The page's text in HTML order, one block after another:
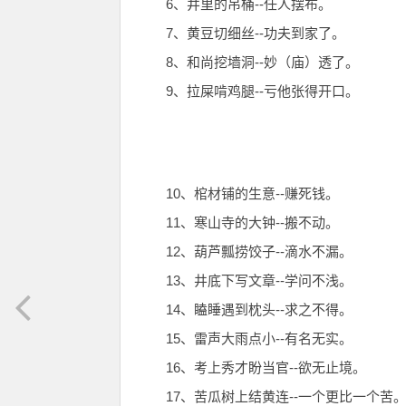
6、井里的吊桶--任人摆布。
7、黄豆切细丝--功夫到家了。
8、和尚挖墙洞--妙（庙）透了。
9、拉屎啃鸡腿--亏他张得开口。
10、棺材铺的生意--赚死钱。
11、寒山寺的大钟--搬不动。
12、葫芦瓢捞饺子--滴水不漏。
13、井底下写文章--学问不浅。
14、瞌睡遇到枕头--求之不得。
15、雷声大雨点小--有名无实。
16、考上秀才盼当官--欲无止境。
17、苦瓜树上结黄连--一个更比一个苦。